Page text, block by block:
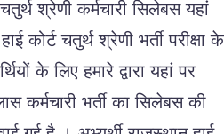
श्रेणी कर्मचारी सिलेबस यहां
कोर्ट चतुर्थ श्रेणी भर्ती परीक्षा के
के लिए हमारे द्वारा यहां पर
कर्मचारी भर्ती का सिलेबस की